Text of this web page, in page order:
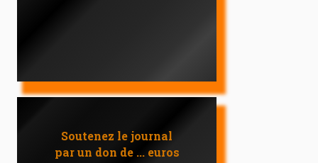
Soutenez le journal
par un don de ... euros